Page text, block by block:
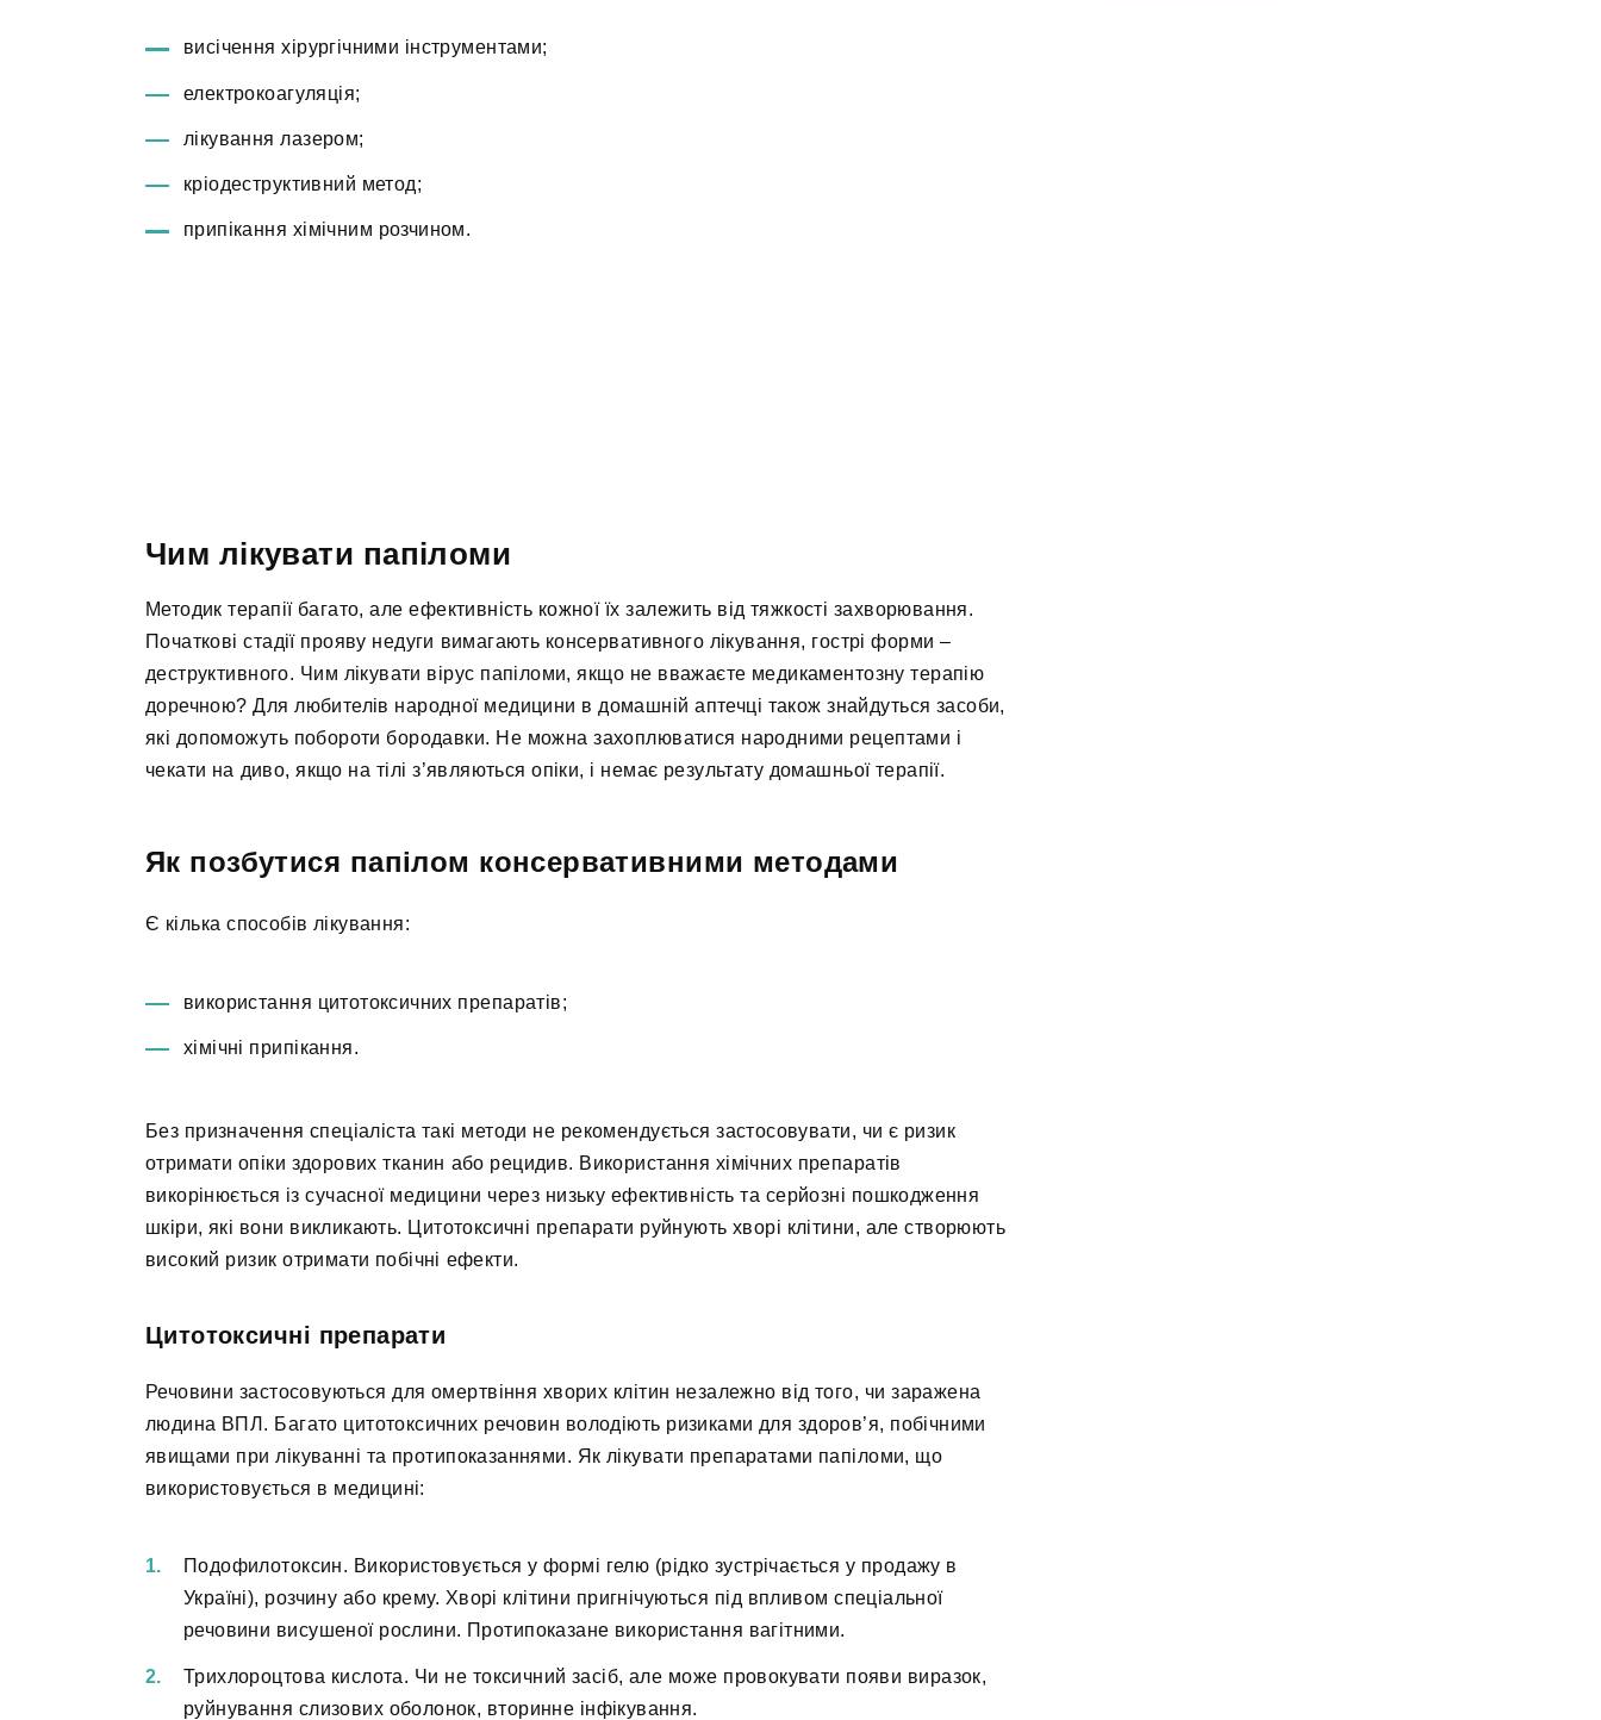
висічення хірургічними інструментами;
електрокоагуляція;
лікування лазером;
кріодеструктивний метод;
припікання хімічним розчином.
Чим лікувати папіломи
Методик терапії багато, але ефективність кожної їх залежить від тяжкості захворювання.
Початкові стадії прояву недуги вимагають консервативного лікування, гострі форми –
деструктивного. Чим лікувати вірус папіломи, якщо не вважаєте медикаментозну терапію
доречною? Для любителів народної медицини в домашній аптечці також знайдуться засоби,
які допоможуть побороти бородавки. Не можна захоплюватися народними рецептами і
чекати на диво, якщо на тілі з’являються опіки, і немає результату домашньої терапії.
Як позбутися папілом консервативними методами
Є кілька способів лікування:
використання цитотоксичних препаратів;
хімічні припікання.
Без призначення спеціаліста такі методи не рекомендується застосовувати, чи є ризик
отримати опіки здорових тканин або рецидив. Використання хімічних препаратів
викорінюється із сучасної медицини через низьку ефективність та серйозні пошкодження
шкіри, які вони викликають. Цитотоксичні препарати руйнують хворі клітини, але створюють
високий ризик отримати побічні ефекти.
Цитотоксичні препарати
Речовини застосовуються для омертвіння хворих клітин незалежно від того, чи заражена
людина ВПЛ. Багато цитотоксичних речовин володіють ризиками для здоров’я, побічними
явищами при лікуванні та протипоказаннями. Як лікувати препаратами папіломи, що
використовується в медицині:
Подофилотоксин. Використовується у формі гелю (рідко зустрічається у продажу в
Україні), розчину або крему. Хворі клітини пригнічуються під впливом спеціальної
речовини висушеної рослини. Протипоказане використання вагітними.
Трихлороцтова кислота. Чи не токсичний засіб, але може провокувати появи виразок,
руйнування слизових оболонок, вторинне інфікування.